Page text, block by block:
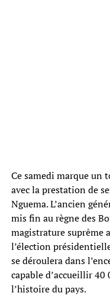
Ce samedi marque un
avec la prestation de
Nguema. L’ancien
mis fin au règne des
magistrature suprême
l’élection
se déroulera dans
capable d’accueillir
l’histoire du pays.